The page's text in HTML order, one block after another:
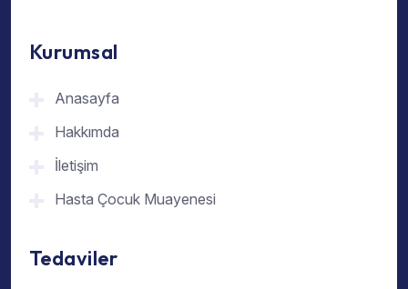
Kurumsal
Anasayfa
Hakkımda
İletişim
Hasta Çocuk Muayenesi
Tedaviler